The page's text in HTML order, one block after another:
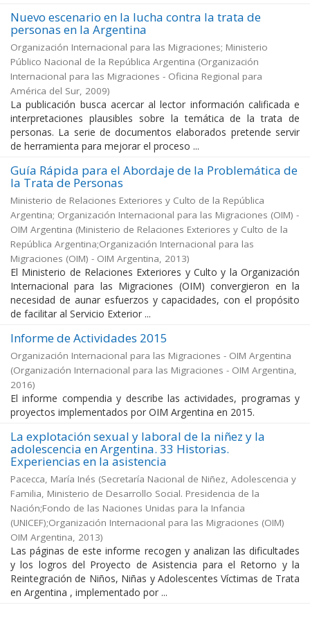
Nuevo escenario en la lucha contra la trata de
personas en la Argentina
Organización Internacional para las Migraciones; Ministerio
Público Nacional de la República Argentina (Organización
Internacional para las Migraciones - Oficina Regional para
América del Sur, 2009)
La publicación busca acercar al lector información calificada e
interpretaciones plausibles sobre la temática de la trata de
personas. La serie de documentos elaborados pretende servir
de herramienta para mejorar el proceso ...
Guía Rápida para el Abordaje de la Problemática de
la Trata de Personas
Ministerio de Relaciones Exteriores y Culto de la República
Argentina; Organización Internacional para las Migraciones (OIM) -
OIM Argentina (Ministerio de Relaciones Exteriores y Culto de la
República Argentina;Organización Internacional para las
Migraciones (OIM) - OIM Argentina, 2013)
El Ministerio de Relaciones Exteriores y Culto y la Organización
Internacional para las Migraciones (OIM) convergieron en la
necesidad de aunar esfuerzos y capacidades, con el propósito
de facilitar al Servicio Exterior ...
Informe de Actividades 2015
Organización Internacional para las Migraciones - OIM Argentina
(Organización Internacional para las Migraciones - OIM Argentina,
2016)
El informe compendia y describe las actividades, programas y
proyectos implementados por OIM Argentina en 2015.
La explotación sexual y laboral de la niñez y la
adolescencia en Argentina. 33 Historias.
Experiencias en la asistencia
Pacecca, María Inés (Secretaría Nacional de Niñez, Adolescencia y
Familia, Ministerio de Desarrollo Social. Presidencia de la
Nación;Fondo de las Naciones Unidas para la Infancia
(UNICEF);Organización Internacional para las Migraciones (OIM)
OIM Argentina, 2013)
Las páginas de este informe recogen y analizan las dificultades
y los logros del Proyecto de Asistencia para el Retorno y la
Reintegración de Niños, Niñas y Adolescentes Víctimas de Trata
en Argentina , implementado por ...